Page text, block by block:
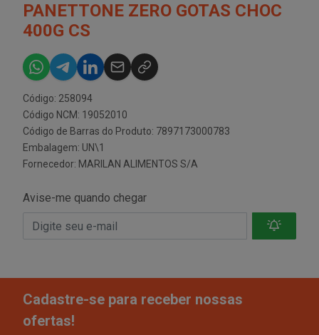
PANETTONE ZERO GOTAS CHOC
400G CS
Código: 258094
Código NCM: 19052010
Código de Barras do Produto: 7897173000783
Embalagem: UN\1
Fornecedor: MARILAN ALIMENTOS S/A
Avise-me quando chegar
Cadastre-se para receber nossas
ofertas!